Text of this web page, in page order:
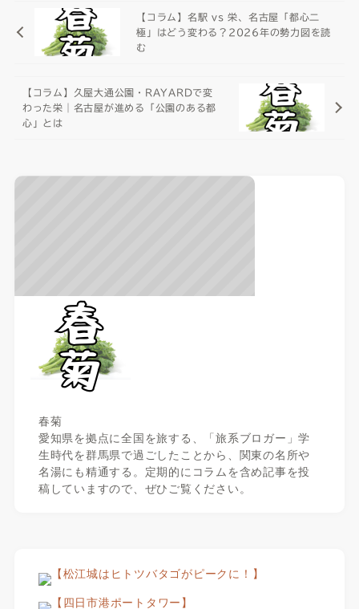
【コラム】名駅 vs 栄、名古屋「都心二
極」はどう変わる？2026年の勢力図を読
む
【コラム】久屋大通公園・RAYARDで変
わった栄｜名古屋が進める「公園のある都
心」とは
春菊
愛知県を拠点に全国を旅する、「旅系ブロガー」学
生時代を群馬県で過ごしたことから、関東の名所や
名湯にも精通する。定期的にコラムを含め記事を投
稿していますので、ぜひご覧ください。